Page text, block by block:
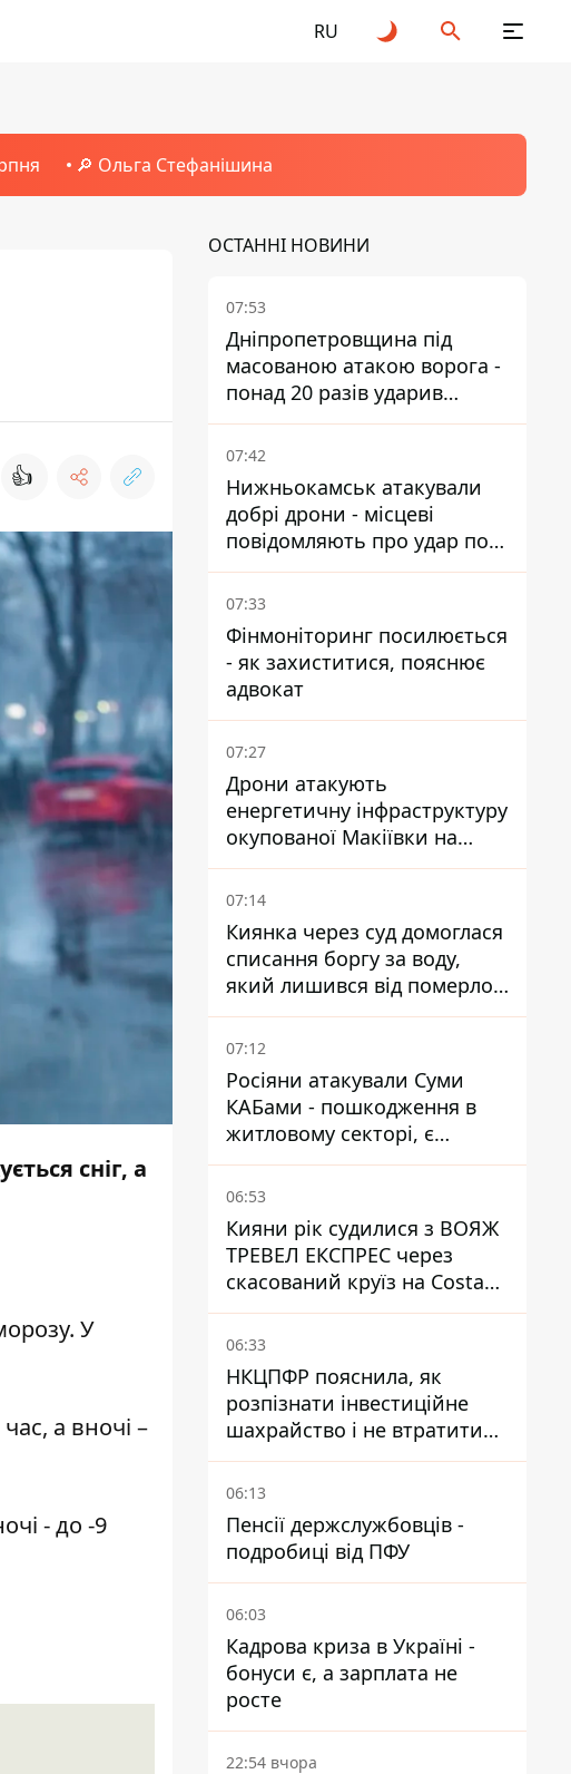
RU
🔎 Ольга Стефанішина
👍
сніг, а
У
а вночі –
- до -9
ОСТАННІ НОВИНИ
07:53
Дніпропетровщина під
масованою атакою ворога -
понад 20 разів ударив
дронами й артилерією
07:42
Нижньокамськ атакували
добрі дрони - місцеві
повідомляють про удар по
НПЗ
07:33
Фінмоніторинг посилюється
- як захиститися, пояснює
адвокат
07:27
Дрони атакують
енергетичну інфраструктуру
окупованої Макіївки на
Донеччині
07:14
Киянка через суд домоглася
списання боргу за воду,
який лишився від померлої
матері
07:12
Росіяни атакували Суми
КАБами - пошкодження в
житловому секторі, є
постраждалі
06:53
Кияни рік судилися з ВОЯЖ
ТРЕВЕЛ ЕКСПРЕС через
скасований круїз на Costa
Firenze - що вирішив суд
06:33
НКЦПФР пояснила, як
розпізнати інвестиційне
шахрайство і не втратити
гроші
06:13
Пенсії держслужбовців -
подробиці від ПФУ
06:03
Кадрова криза в Україні -
бонуси є, а зарплата не
росте
22:54 вчора